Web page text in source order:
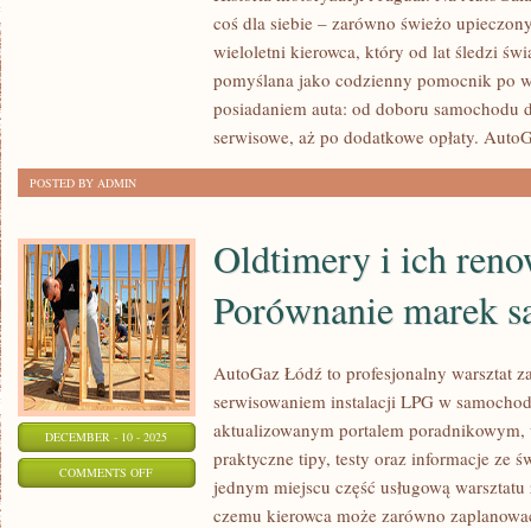
coś dla siebie – zarówno świeżo
wieloletni kierowca, który od lat śledzi
pomyślana jako codzienny pomocnik po
posiadaniem auta: od doboru samochodu
serwisowe, aż po dodatkowe opłaty.
POSTED BY ADMIN
DECEMBER - 10 - 2025
COMMENTS OFFON
OLDTIMERY
Oldtimery i ich
Porównanie marek
AutoGaz Łódź to profesjonalny warsztat
serwisowaniem instalacji LPG w
aktualizowanym portalem
praktyczne tipy, testy oraz informacje ze
jednym miejscu część usługową
czemu kierowca może zarówno